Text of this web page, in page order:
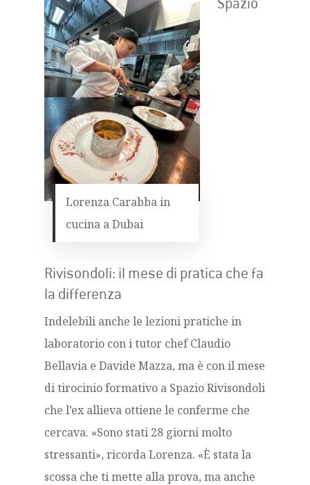
Lorenza Carabba in
cucina a Dubai
Spazio
Rivisondoli: il mese di pratica che fa
la differenza
Indelebili anche le lezioni pratiche in
laboratorio con i tutor chef Claudio
Bellavia e Davide Mazza, ma è con il mese
di tirocinio formativo a Spazio Rivisondoli
che l’ex allieva ottiene le conferme che
cercava. «Sono stati 28 giorni molto
stressanti», ricorda Lorenza. «È stata la
scossa che ti mette alla prova, ma anche